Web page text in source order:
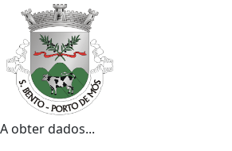
A obter dados...